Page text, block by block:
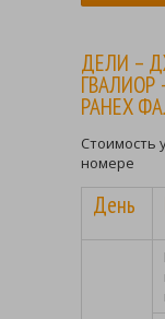
ДЕЛИ –
ГВАЛИОР
РАНЕХ
Стоимость
номере
День